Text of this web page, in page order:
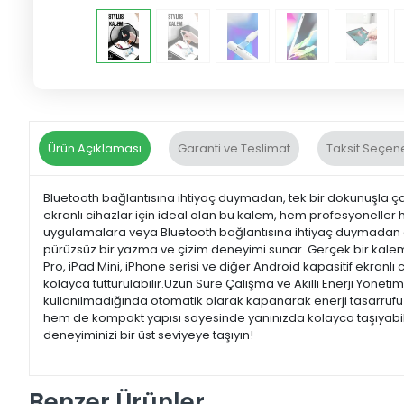
Ürün Açıklaması Garanti ve Teslimat Taksit
Bluetooth bağlantısına ihtiyaç duymadan, tek bir dokunuşla
ekranlı cihazlar için ideal olan bu kalem, hem profesyoneller
uygulamalara veya Bluetooth bağlantısına ihtiyaç duymadan
pürüzsüz bir yazma ve çizim deneyimi sunar. Gerçek bir
Pro, iPad Mini, iPhone serisi ve diğer Android kapasitif
kolayca tutturulabilir.Uzun Süre Çalışma ve Akıllı Enerji
kullanılmadığında otomatik olarak kapanarak enerji tasarrufu
hem de kompakt yapısı sayesinde yanınızda kolayca
deneyiminizi bir üst seviyeye taşıyın!